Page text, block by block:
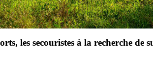
les secouristes à la recherche de